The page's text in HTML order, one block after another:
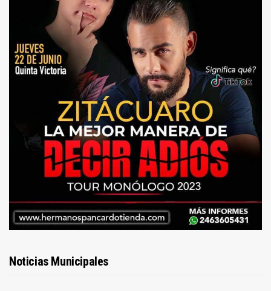
Noticias Municipales